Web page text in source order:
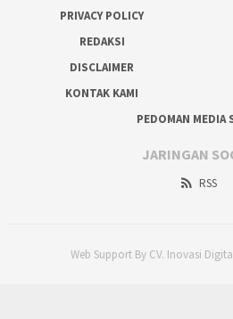
PRIVACY POLICY
REDAKSI
DISCLAIMER
KONTAK KAMI
PEDOMAN MEDIA
JARINGAN
RSS
Web Support By CV. Inovasi